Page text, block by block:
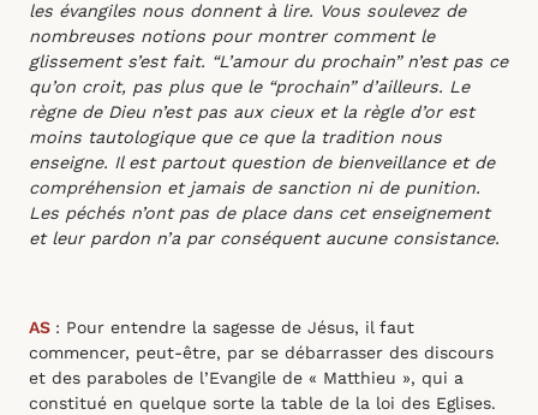
les évangiles nous donnent à lire. Vous soulevez de
nombreuses notions pour montrer comment le
glissement s’est fait. “L’amour du prochain” n’est pas ce
qu’on croit, pas plus que le “prochain” d’ailleurs. Le
règne de Dieu n’est pas aux cieux et la règle d’or est
moins tautologique que ce que la tradition nous
enseigne. Il est partout question de bienveillance et de
compréhension et jamais de sanction ni de punition.
Les péchés n’ont pas de place dans cet enseignement
et leur pardon n’a par conséquent aucune consistance.
AS : Pour entendre la sagesse de Jésus, il faut
commencer, peut-être, par se débarrasser des discours
et des paraboles de l’Evangile de « Matthieu », qui a
constitué en quelque sorte la table de la loi des Eglises.